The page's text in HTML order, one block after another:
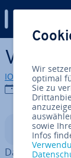
Zum Haupt­in­halt
VPN-
IONOS
21.08.2020
Da­ten­schutz
Wir
optimal
Sie zu
sowie
Infos